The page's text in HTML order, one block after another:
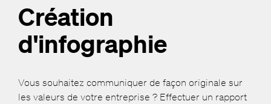
Création
d'infographie
Vous souhaitez communiquer de façon originale sur
les valeurs de votre entreprise ? Effectuer un rapport